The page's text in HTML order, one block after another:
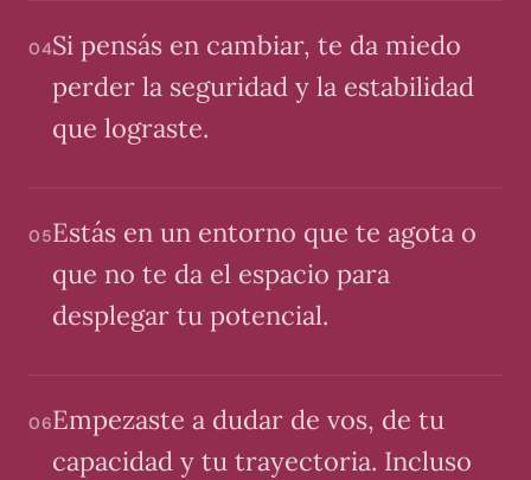
04Si pensás en cambiar, te da miedo
perder la seguridad y la estabilidad
que lograste.
05Estás en un entorno que te agota o
que no te da el espacio para
desplegar tu potencial.
06Empezaste a dudar de vos, de tu
capacidad y tu trayectoria. Incluso